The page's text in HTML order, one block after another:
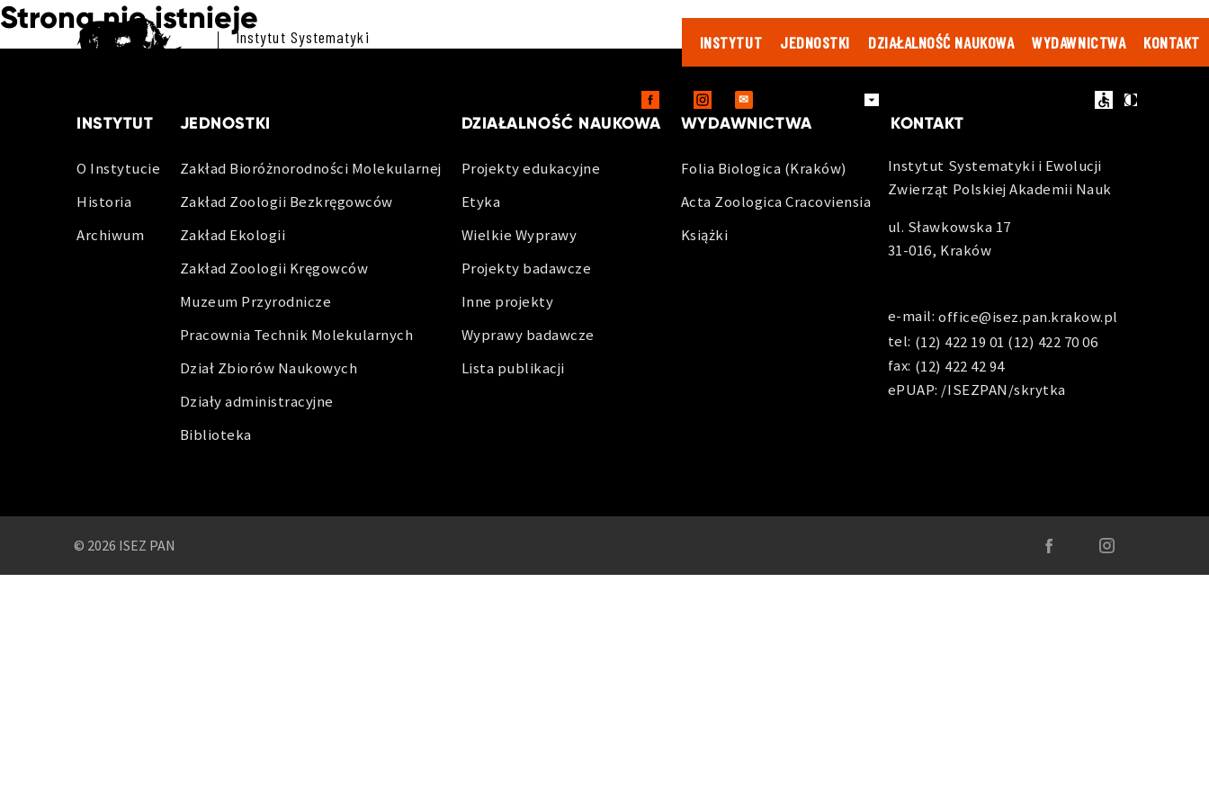
Instytut Systematyki
INSTYTUT JEDNOSTKI DZIAŁALNOŚĆ NAUKOWA WYDAWNICTWA KONTAKT
✉
Strona nie istnieje
INSTYTUT
O Instytucie
Historia
Archiwum
JEDNOSTKI
Zakład Bioróżnorodności Molekularnej
Zakład Zoologii Bezkręgowców
Zakład Ekologii
Zakład Zoologii Kręgowców
Muzeum Przyrodnicze
Pracownia Technik Molekularnych
Dział Zbiorów Naukowych
Działy administracyjne
Biblioteka
DZIAŁALNOŚĆ NAUKOWA
Projekty edukacyjne
Etyka
Wielkie Wyprawy
Projekty badawcze
Inne projekty
Wyprawy badawcze
Lista publikacji
WYDAWNICTWA
Folia Biologica (Kraków)
Acta Zoologica Cracoviensia
Książki
KONTAKT
Instytut Systematyki i Ewolucji
Zwierząt Polskiej Akademii Nauk
ul. Sławkowska 17
31-016, Kraków
e-mail:office@isez.pan.krakow.pl
tel: (12) 422 19 01 (12) 422 70 06
fax: (12) 422 42 94
ePUAP: /ISEZPAN/skrytka
© 2026 ISEZ PAN